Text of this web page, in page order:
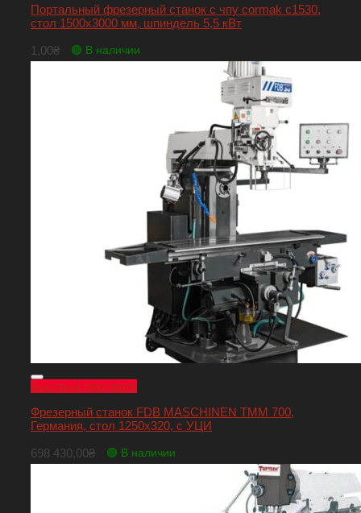
Портальный фрезерный станок с чпу cormak c1530,
стол 1500х3000 мм, шпиндель 5,5 кВт
1,00₴ 🟢 В наличии
Быстрый просмотр
Фрезерный станок FDB MASCHINEN TMM 700,
Германия, стол 1250х320, с УЦИ
698 430,00₴ 🟢 В наличии